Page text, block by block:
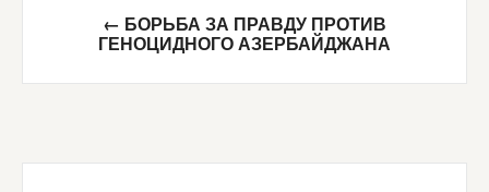
navigation
← БОРЬБА ЗА ПРАВДУ ПРОТИВ
ГЕНОЦИДНОГО АЗЕРБАЙДЖАНА